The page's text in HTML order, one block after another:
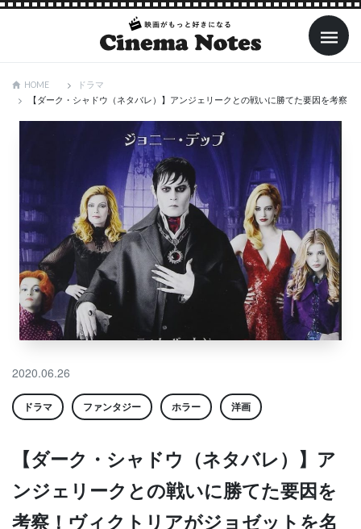
HOME
ドラマ
【ダーク・シャドウ（ネタバレ）】アンジェリークとの戦いに勝てた要因を考察
2020.06.26
ドラマ ファンタジー ホラー 洋画
【ダーク・シャドウ（ネタバレ）】ア
ンジェリークとの戦いに勝てた要因を
考察！ヴィクトリアがジョゼットを名